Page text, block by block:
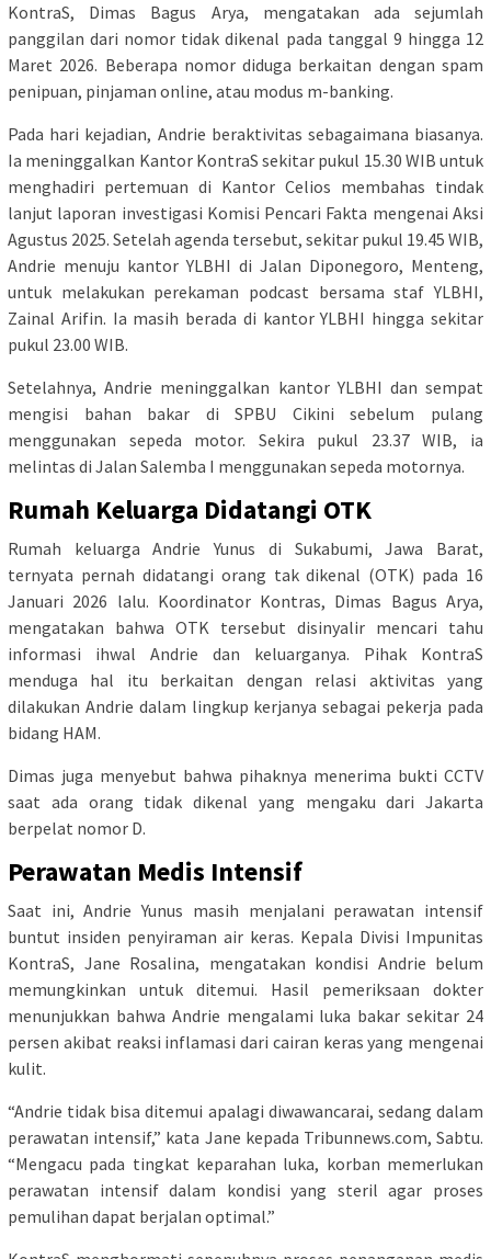
KontraS, Dimas Bagus Arya, mengatakan ada sejumlah
panggilan dari nomor tidak dikenal pada tanggal 9 hingga 12
Maret 2026. Beberapa nomor diduga berkaitan dengan spam
penipuan, pinjaman online, atau modus m-banking.
Pada hari kejadian, Andrie beraktivitas sebagaimana biasanya.
Ia meninggalkan Kantor KontraS sekitar pukul 15.30 WIB untuk
menghadiri pertemuan di Kantor Celios membahas tindak
lanjut laporan investigasi Komisi Pencari Fakta mengenai Aksi
Agustus 2025. Setelah agenda tersebut, sekitar pukul 19.45 WIB,
Andrie menuju kantor YLBHI di Jalan Diponegoro, Menteng,
untuk melakukan perekaman podcast bersama staf YLBHI,
Zainal Arifin. Ia masih berada di kantor YLBHI hingga sekitar
pukul 23.00 WIB.
Setelahnya, Andrie meninggalkan kantor YLBHI dan sempat
mengisi bahan bakar di SPBU Cikini sebelum pulang
menggunakan sepeda motor. Sekira pukul 23.37 WIB, ia
melintas di Jalan Salemba I menggunakan sepeda motornya.
Rumah Keluarga Didatangi OTK
Rumah keluarga Andrie Yunus di Sukabumi, Jawa Barat,
ternyata pernah didatangi orang tak dikenal (OTK) pada 16
Januari 2026 lalu. Koordinator Kontras, Dimas Bagus Arya,
mengatakan bahwa OTK tersebut disinyalir mencari tahu
informasi ihwal Andrie dan keluarganya. Pihak KontraS
menduga hal itu berkaitan dengan relasi aktivitas yang
dilakukan Andrie dalam lingkup kerjanya sebagai pekerja pada
bidang HAM.
Dimas juga menyebut bahwa pihaknya menerima bukti CCTV
saat ada orang tidak dikenal yang mengaku dari Jakarta
berpelat nomor D.
Perawatan Medis Intensif
Saat ini, Andrie Yunus masih menjalani perawatan intensif
buntut insiden penyiraman air keras. Kepala Divisi Impunitas
KontraS, Jane Rosalina, mengatakan kondisi Andrie belum
memungkinkan untuk ditemui. Hasil pemeriksaan dokter
menunjukkan bahwa Andrie mengalami luka bakar sekitar 24
persen akibat reaksi inflamasi dari cairan keras yang mengenai
kulit.
“Andrie tidak bisa ditemui apalagi diwawancarai, sedang dalam
perawatan intensif,” kata Jane kepada Tribunnews.com, Sabtu.
“Mengacu pada tingkat keparahan luka, korban memerlukan
perawatan intensif dalam kondisi yang steril agar proses
pemulihan dapat berjalan optimal.”